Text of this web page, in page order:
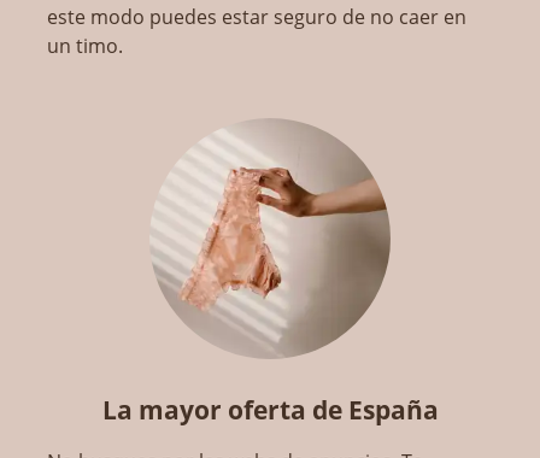
este modo puedes estar seguro de no caer en
un timo.
La mayor oferta de España